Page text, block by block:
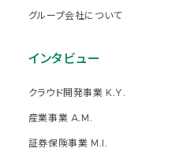
グループ会社について
インタビュー
クラウド開発事業 K.Y.
産業事業 A.M.
証券保険事業 M.I.